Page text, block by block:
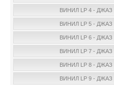
ВИНИЛ LP 4 - ДЖАЗ
ВИНИЛ LP 5 - ДЖАЗ
ВИНИЛ LP 6 - ДЖАЗ
ВИНИЛ LP 7 - ДЖАЗ
ВИНИЛ LP 8 - ДЖАЗ
ВИНИЛ LP 9 - ДЖАЗ